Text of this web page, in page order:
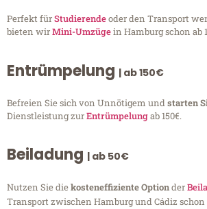
Perfekt fürStudierendeoder den Transport
bieten wirMini-Umzügein Hamburg schon ab
Entrümpelung | ab 150€
Befreien Sie sich von Unnötigem undstarten
Dienstleistung zurEntrümpelungab 150€.
Beiladung | ab 50€
Nutzen Sie diekosteneffiziente Optionder
Transport zwischen Hamburg und Cádiz schon